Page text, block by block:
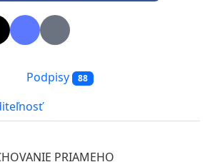
Podpisy 88
PRIAMEHO